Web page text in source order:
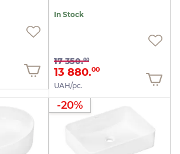
In Stock
17 350.00
13 880.00
UAH/pc.
-20%